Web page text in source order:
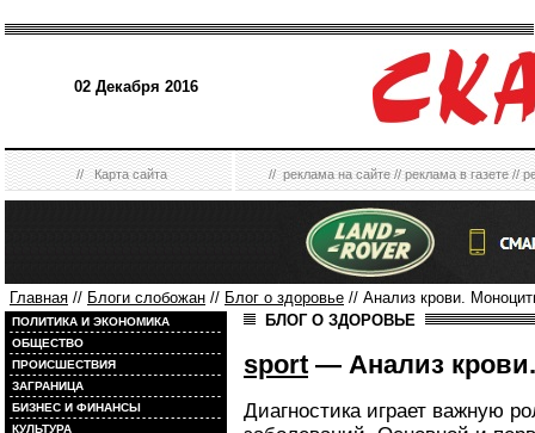
02 Декабря 2016
//Карта сайта //реклама на сайте//реклама в газете//
Главная // Блоги слобожан // Блог о здоровье // Анализ крови.
ПОЛИТИКА И ЭКОНОМИКА
ОБЩЕСТВО
ПРОИСШЕСТВИЯ
ЗАГРАНИЦА
БИЗНЕС И ФИНАНСЫ
КУЛЬТУРА
БЛОГ О ЗДОРОВЬЕ
sport — Анализ
Диагностика играет важную